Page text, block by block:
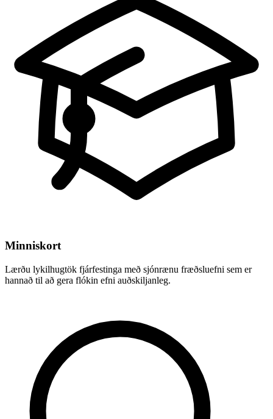
Minniskort
Lærðu lykilhugtök fjárfestinga með sjónrænu fræðsluefni sem er
hannað til að gera flókin efni auðskiljanleg.